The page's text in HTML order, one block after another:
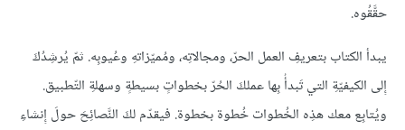
حقَّقُوه.
يبدأ الكتاب بتعريفِ العمل الحرّ، ومجالاتِه، ومُميّزاتهِ وعُيوبِه. ثمّ يُرشِدُكَ
إِلى الكيفيّةِ التي تَبدأُ بِها عملكَ الحُرّ بخطواتٍ بسيطةٍ وسهلةِ التّطبيق.
ويُتابِع معك هذِه الخُطوات خُطوة بخطوة. فيقدّم لكَ النَّصائِحَ حولَ إِنشاءِ